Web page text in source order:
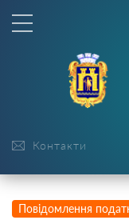
Контакти
Повідомлення